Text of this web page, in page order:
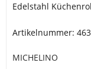
Edelstahl
Artikelnummer:
MICHELINO